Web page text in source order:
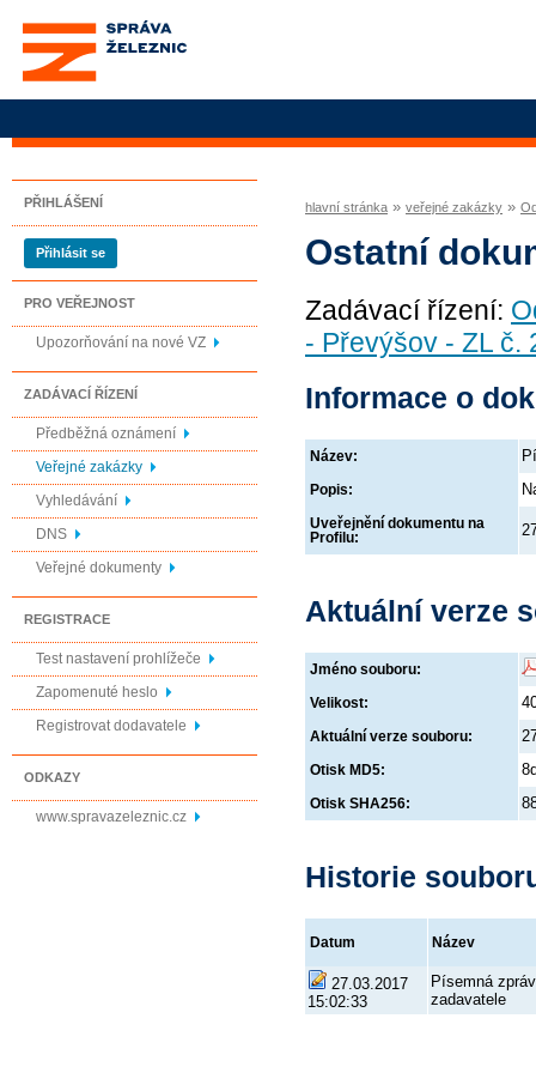
Správa železnic, státní
organizace
PŘIHLÁŠENÍ
Přihlásit se
PRO VEŘEJNOST
Upozorňování na nové VZ
ZADÁVACÍ ŘÍZENÍ
Předběžná oznámení
Veřejné zakázky
Vyhledávání
DNS
Veřejné dokumenty
REGISTRACE
Test nastavení prohlížeče
Zapomenuté heslo
Registrovat dodavatele
ODKAZY
www.spravazeleznic.cz
hlavní stránka » veřejné zakázky »
Ostatní
Zadávací řízení:
- Převýšov - ZL č.
Informace o
Název:
Popis:
Uveřejnění dokumentu na
Profilu:
Aktuální verze
Jméno souboru:
Velikost:
Aktuální verze souboru:
Otisk MD5:
Otisk SHA256:
Historie
Datum Název
27.03.2017
15:02:33
Písemná
zadavatele